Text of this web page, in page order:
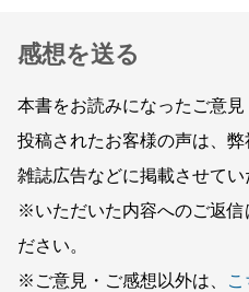
感想を送る
本書をお読みになったご意見
投稿されたお客様の声は、
雑誌広告などに掲載させてい
※いただいた内容へのご返信
ださい。
※ご意見・ご感想以外は、
こ